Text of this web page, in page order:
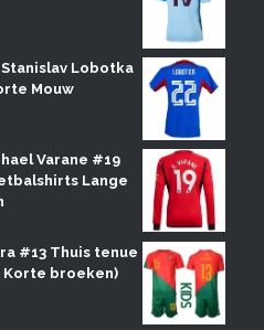
Lobotka
Mouw
Varane #19
Lange
#13 Thuis tenue
Korte broeken)